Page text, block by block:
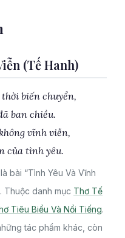
(Tế Hanh)
biến chuyển,
ban chiều.
vĩnh viễn,
của tình yêu.
bài “Tình Yêu Và Vĩnh
. Thuộc danh mục Thơ Tế
Tiêu Biểu Và Nổi Tiếng.
tác phẩm khác, còn